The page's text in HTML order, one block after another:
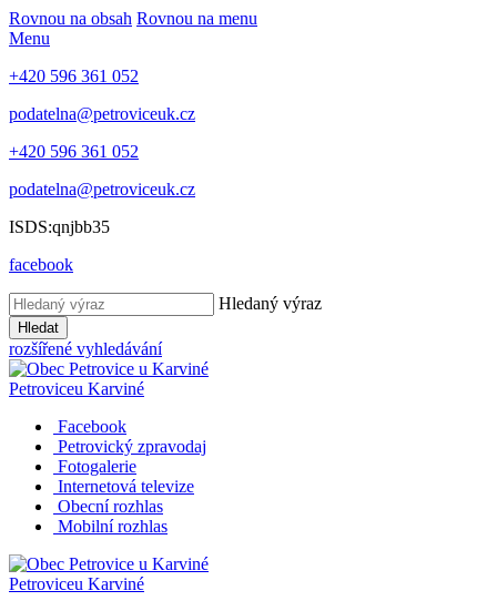
Rovnou na obsah Rovnou na menu
Menu
+420 596 361 052
podatelna@petroviceuk.cz
+420 596 361 052
podatelna@petroviceuk.cz
ISDS:qnjbb35
facebook
Hledaný výraz
Hledat
rozšířené vyhledávání
Petroviceu Karviné
Facebook
Petrovický zpravodaj
Fotogalerie
Internetová televize
Obecní rozhlas
Mobilní rozhlas
Petroviceu Karviné